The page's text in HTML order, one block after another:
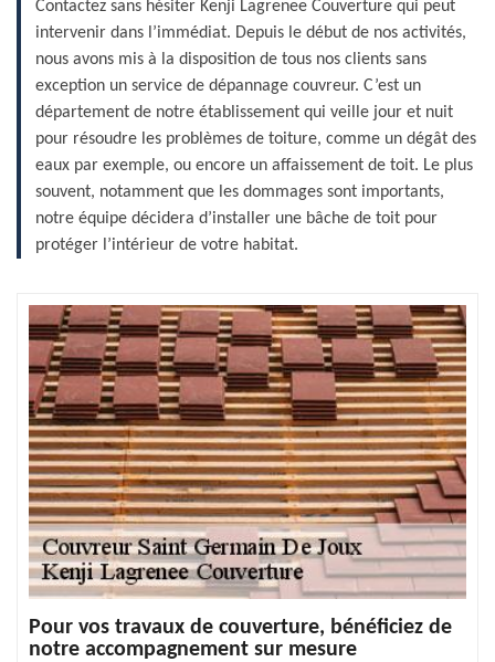
Contactez sans hésiter Kenji Lagrenee Couverture qui peut
intervenir dans l’immédiat. Depuis le début de nos activités,
nous avons mis à la disposition de tous nos clients sans
exception un service de dépannage couvreur. C’est un
département de notre établissement qui veille jour et nuit
pour résoudre les problèmes de toiture, comme un dégât des
eaux par exemple, ou encore un affaissement de toit. Le plus
souvent, notamment que les dommages sont importants,
notre équipe décidera d’installer une bâche de toit pour
protéger l’intérieur de votre habitat.
Pour vos travaux de couverture, bénéficiez de
notre accompagnement sur mesure